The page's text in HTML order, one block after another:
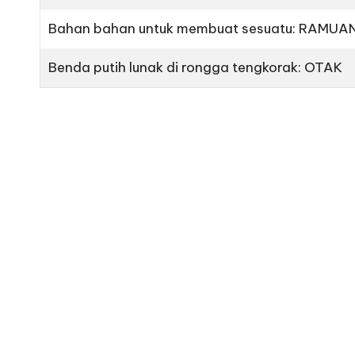
Bahan bahan untuk membuat sesuatu:
Benda putih lunak di rongga tengkorak: OTAK